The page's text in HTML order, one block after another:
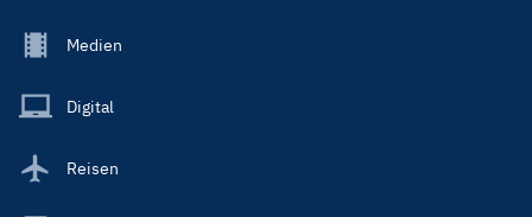
Footer
Main
Medien
Digital
Reisen